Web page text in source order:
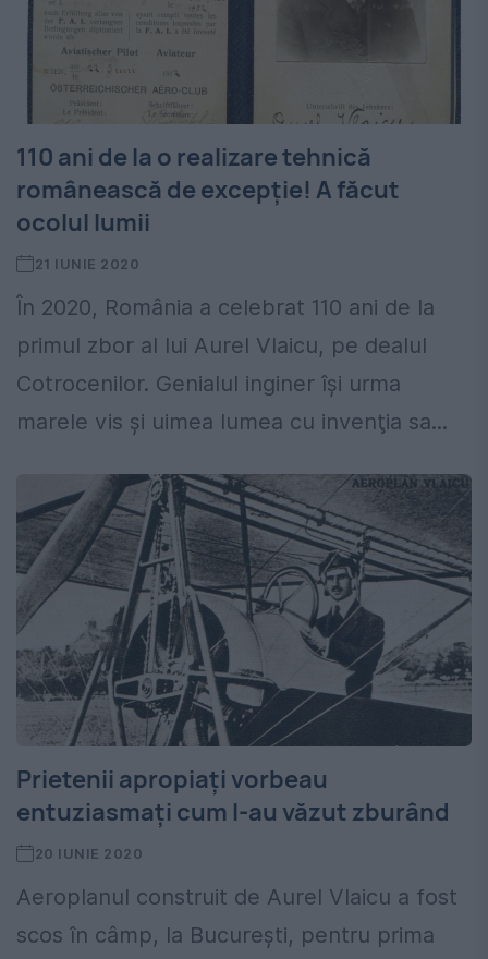
110 ani de la o realizare tehnică
românească de excepţie! A făcut
ocolul lumii
21 IUNIE 2020
În 2020, România a celebrat 110 ani de la
primul zbor al lui Aurel Vlaicu, pe dealul
Cotrocenilor. Genialul inginer îşi urma
marele vis şi uimea lumea cu invenţia sa...
Prietenii apropiați vorbeau
entuziasmaţi cum l-au văzut zburând
20 IUNIE 2020
Aeroplanul construit de Aurel Vlaicu a fost
scos în câmp, la București, pentru prima